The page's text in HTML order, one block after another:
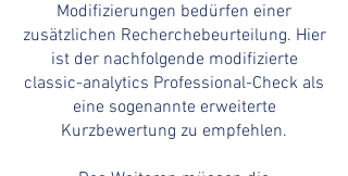
Modifizierungen bedürfen einer
zusätzlichen Recherchebeurteilung. Hier
ist der nachfolgende modifizierte
classic-analytics Professional-Check als
eine sogenannte erweiterte
Kurzbewertung zu empfehlen.